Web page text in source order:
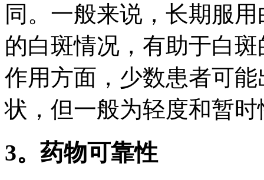
同。一般来说，长期服
的白斑情况，有助于白
作用方面，少数患者可
状，但一般为轻度和暂
3。药物可靠性